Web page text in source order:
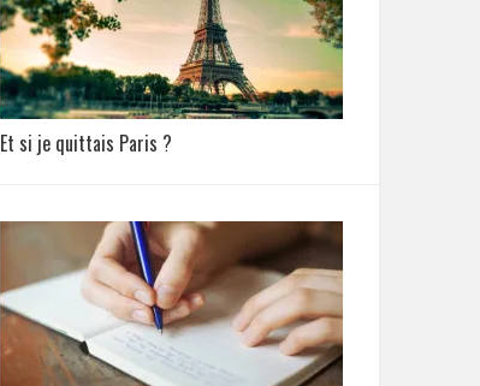
Et si je quittais Paris ?